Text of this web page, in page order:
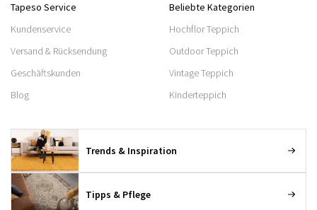
Tapeso Service
Kundenservice
Versand & Rücksendung
Geschäftskunden
Blog
Beliebte Kategorien
Hochflor Teppich
Outdoor Teppich
Vintage Teppich
Kinderteppich
Trends & Inspiration
Tipps & Pflege